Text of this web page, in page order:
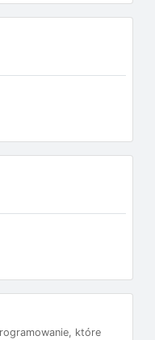
które